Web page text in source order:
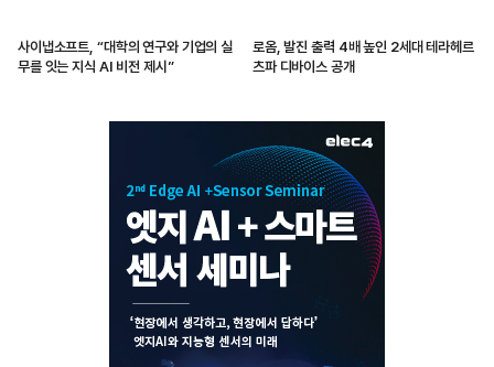
사이냅소프트, “대학의 연구와 기업의 실
무를 잇는 지식 AI 비전 제시”
로옴, 발진 출력 4배 높인 2세대 테라헤르
츠파 디바이스 공개